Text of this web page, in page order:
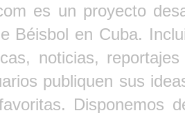
es un proyecto
Béisbol en Cuba.
noticias,
publiquen sus
Disponemos